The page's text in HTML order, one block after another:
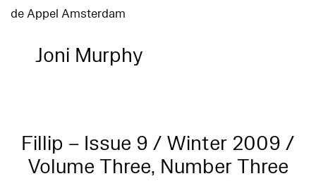
de Appel Amsterdam
Joni Murphy
Fillip – Issue 9 / Winter 2009 /
Volume Three, Number Three